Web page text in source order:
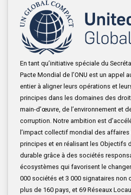
En tant qu’initiative spéciale du
Pacte Mondial de l’ONU est un appel
entier à aligner leurs opérations et
principes dans les domaines des
main-d’œuvre, de l’environnement et
corruption. Notre ambition est
l’impact collectif mondial des affaires
principes et en réalisant les Objectifs
durable grâce à des sociétés
écosystèmes qui favorisent le
000 sociétés et 3 000 signataires non
plus de 160 pays, et 69 Réseaux